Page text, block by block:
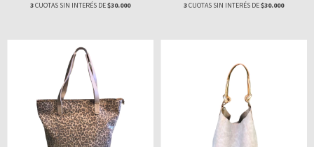
3CUOTAS SIN INTERÉS DE$30.000 3CUOTAS SIN INTERÉS DE$30.000